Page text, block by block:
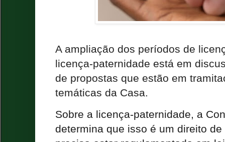
A ampliação dos períodos de
licença-paternidade está em
de propostas que estão em
temáticas da Casa.
Sobre a licença-paternidade, a
determina que isso é um direito